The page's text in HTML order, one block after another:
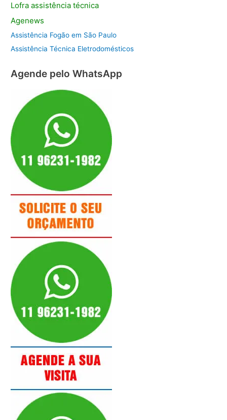
Lofra assistênciatécnica
Agenews
Assistência Fogão em São Paulo
Assistência Técnica Eletrodomésticos
Agende pelo WhatsApp